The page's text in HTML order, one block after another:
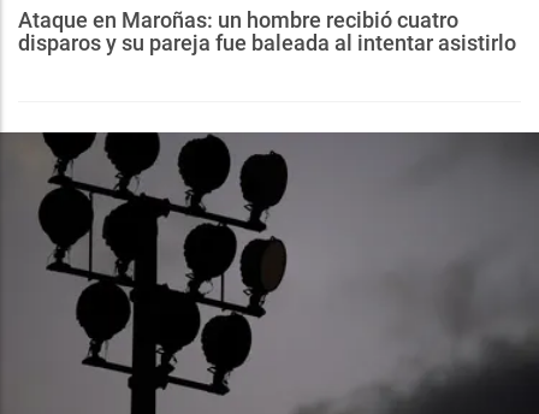
Ataque en Maroñas: un hombre recibió cuatro
disparos y su pareja fue baleada al intentar asistirlo